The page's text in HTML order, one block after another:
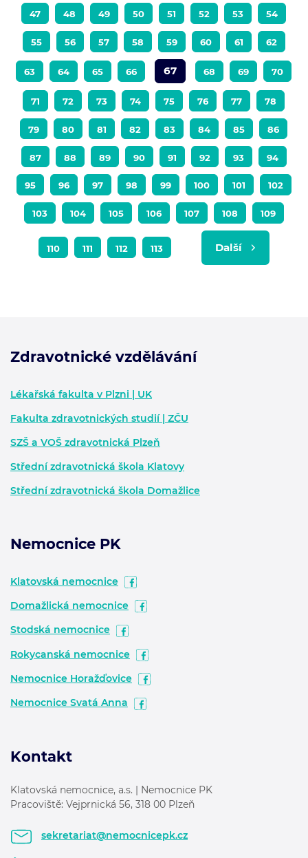
47 48 49 50 51 52 53 54
55 56 57 58 59 60 61 62
63 64 65 66 67 68 69 70
71 72 73 74 75 76 77 78
79 80 81 82 83 84 85 86
87 88 89 90 91 92 93 94
95 96 97 98 99 100 101 102
103 104 105 106 107 108 109
110 111 112 113 Další
Zdravotnické vzdělávání
Lékařská fakulta v Plzni | UK
Fakulta zdravotnických studií | ZČU
SZŠ a VOŠ zdravotnická Plzeň
Střední zdravotnická škola Klatovy
Střední zdravotnická škola Domažlice
Nemocnice PK
Klatovská nemocnice
Domažlická nemocnice
Stodská nemocnice
Rokycanská nemocnice
Nemocnice Horažďovice
Nemocnice Svatá Anna
Kontakt
Klatovská nemocnice, a.s. | Nemocnice PK
Pracoviště: Vejprnická 56, 318 00 Plzeň
sekretariat@nemocnicepk.cz